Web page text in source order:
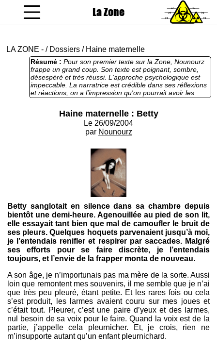
La Zone
LA ZONE - / Dossiers / Haine maternelle
Résumé : Pour son premier texte sur la Zone, Nounourz
frappe un grand coup. Son texte est poignant, sombre,
désespéré et très réussi. L'approche psychologique est
impeccable. La narratrice est crédible dans ses réflexions
et réactions, on a l'impression qu'on pourrait avoir les
mêmes à sa place. Progression bien dosée, ça monte
au cauchemardesque, sans artifice boiteux. Super bon.
Haine maternelle : Betty
Le 26/09/2004
par Nounourz
Betty sanglotait en silence dans sa chambre depuis
bientôt une demi-heure. Agenouillée au pied de son lit,
elle essayait tant bien que mal de camoufler le bruit de
ses pleurs. Quelques hoquets parvenaient jusqu’à moi,
je l’entendais renifler et respirer par saccades. Malgré
ses efforts pour se faire discrète, je l’entendais
toujours, et l’envie de la frapper monta de nouveau.
A son âge, je n’importunais pas ma mère de la sorte. Aussi
loin que remontent mes souvenirs, il me semble que je n’ai
que très peu pleuré, étant petite. Et les rares fois ou cela
s’est produit, les larmes avaient couru sur mes joues et
c’était tout. Pleurer, c’est une paire d’yeux et des larmes,
nul besoin de sa voix pour le faire. Quand la voix est de la
partie, j’appelle cela pleurnicher. Et, je crois, rien ne
m’insupporte autant qu’un enfant pleurnichard.